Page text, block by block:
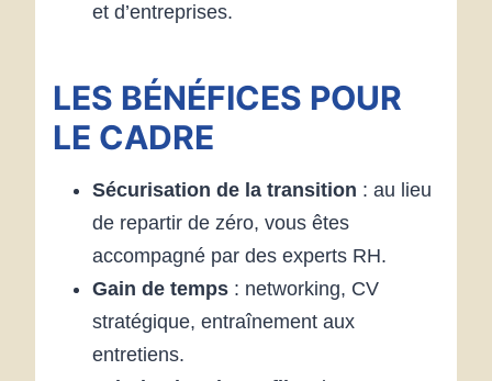
et d’entreprises.
LES BÉNÉFICES POUR
LE CADRE
Sécurisation de la transition : au lieu
de repartir de zéro, vous êtes
accompagné par des experts RH.
Gain de temps : networking, CV
stratégique, entraînement aux
entretiens.